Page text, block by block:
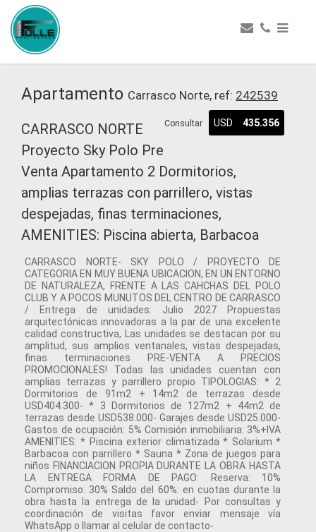
Apartamento Carrasco Norte, ref: 242539
Consultar USD 435.356
CARRASCO NORTE
Proyecto Sky Polo Pre
Venta Apartamento 2 Dormitorios,
amplias terrazas con parrillero, vistas
despejadas, finas terminaciones,
AMENITIES: Piscina abierta, Barbacoa
CARRASCO NORTE- SKY POLO / PROYECTO DE
CATEGORIA EN MUY BUENA UBICACION, EN UN ENTORNO
DE NATURALEZA, FRENTE A LAS CAHCHAS DEL POLO
CLUB Y A POCOS MUNUTOS DEL CENTRO DE CARRASCO
/ Entrega de unidades: Julio 2027 Propuestas
arquitectónicas innovadoras a la par de una excelente
calidad constructiva, Las unidades se destacan por su
amplitud, sus amplios ventanales, vistas despejadas,
finas terminaciones PRE-VENTA A PRECIOS
PROMOCIONALES! Todas las unidades cuentan con
amplias terrazas y parrillero propio TIPOLOGIAS: * 2
Dormitorios de 91m2 + 14m2 de terrazas desde
USD404.300- * 3 Dormitorios de 127m2 + 44m2 de
terrazas desde USD538.000- Garajes desde USD25.000-
Gastos de ocupación: 5% Comisión inmobiliaria: 3%+IVA
AMENITIES: * Piscina exterior climatizada * Solarium *
Barbacoa con parrillero * Sauna * Zona de juegos para
niños FINANCIACION PROPIA DURANTE LA OBRA HASTA
LA ENTREGA FORMA DE PAGO: Reserva: 10%
Compromiso: 30% Saldo del 60%: en cuotas durante la
obra hasta la entrega de la unidad- Por consultas y
coordinación de visitas favor enviar mensaje vía
WhatsApp o llamar al celular de contacto-